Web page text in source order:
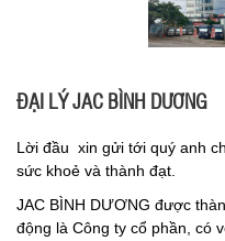
ĐẠI LÝ JAC BÌNH DƯƠNG
Lời đầu xin gửi tới quý anh
sức khoẻ và thành đạt.
JAC BÌNH DƯƠNG được
động là Công ty cổ phần, có